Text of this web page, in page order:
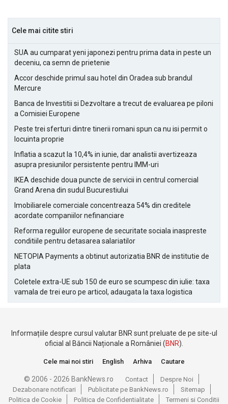
Cele mai citite stiri
SUA au cumparat yeni japonezi pentru prima data in peste un
deceniu, ca semn de prietenie
Accor deschide primul sau hotel din Oradea sub brandul
Mercure
Banca de Investitii si Dezvoltare a trecut de evaluarea pe piloni
a Comisiei Europene
Peste trei sferturi dintre tinerii romani spun ca nu isi permit o
locuinta proprie
Inflatia a scazut la 10,4% in iunie, dar analistii avertizeaza
asupra presiunilor persistente pentru IMM-uri
IKEA deschide doua puncte de servicii in centrul comercial
Grand Arena din sudul Bucurestiului
Imobiliarele comerciale concentreaza 54% din creditele
acordate companiilor nefinanciare
Reforma regulilor europene de securitate sociala inaspreste
conditiile pentru detasarea salariatilor
NETOPIA Payments a obtinut autorizatia BNR de institutie de
plata
Coletele extra-UE sub 150 de euro se scumpesc din iulie: taxa
vamala de trei euro pe articol, adaugata la taxa logistica
Informațiile despre cursul valutar BNR sunt preluate de pe site-ul
oficial al Băncii Naționale a României (BNR).
Cele mai noi stiri English Arhiva Cautare
© 2006 - 2026 BankNews.ro Contact
Despre Noi
Dezabonare notificari
Publicitate pe BankNews.ro
Sitemap
Politica de Cookie
Politica de Confidentialitate Termeni si Conditii